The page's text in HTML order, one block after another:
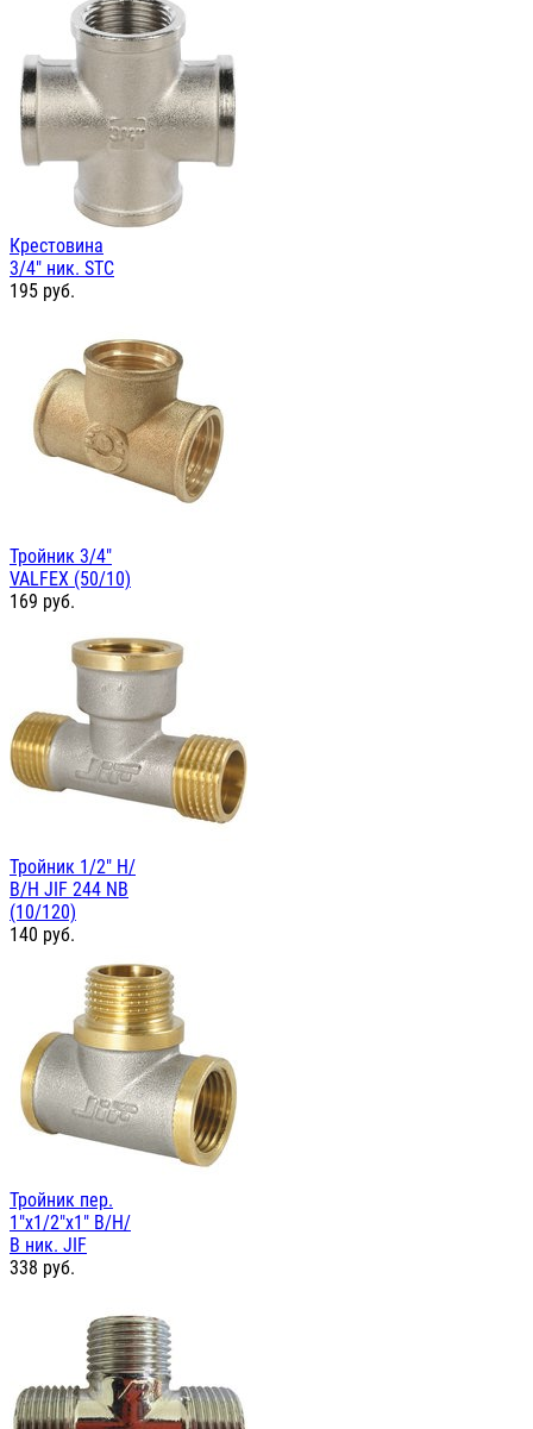
Крестовина
3/4" ник. STC
195 руб.
Тройник 3/4"
VALFEX (50/10)
169 руб.
Тройник 1/2" Н/
В/Н JIF 244 NB
(10/120)
140 руб.
Тройник пер.
1"х1/2"х1" В/Н/
В ник. JIF
338 руб.